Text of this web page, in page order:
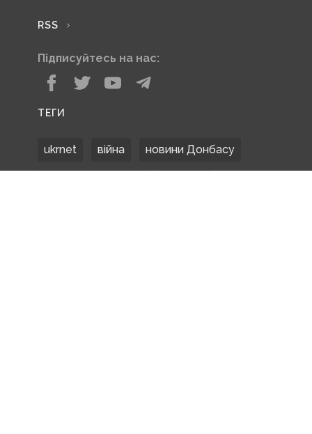
RSS
Підписуйтесь на нас:
ТЕГИ
ukrnet війна новини Донбасу